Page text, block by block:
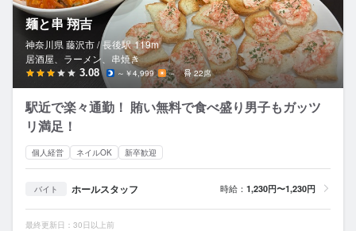
麺と串 翔吉
神奈川県 藤沢市 / 長後駅 119m
居酒屋、ラーメン、串焼き
3.08 ～￥4,999 － 22席
駅近で楽々通勤！ 賄い無料で食べ盛り男子もガッツ
リ満足！
個人経営 ネイルOK 新卒歓迎
バイト ホールスタッフ 時給： 1,230円〜1,230円
最終更新日：30日以上前